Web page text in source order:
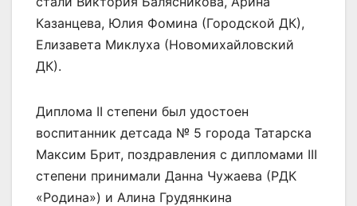
Казанцева, Юлия Фомина (Городской ДК),
Елизавета Миклуха (Новомихайловский
ДК).
Диплома II степени был удостоен
воспитанник детсада № 5 города Татарска
Максим Брит, поздравления с дипломами III
степени принимали Данна Чужаева (РДК
«Родина») и Алина Грудянкина